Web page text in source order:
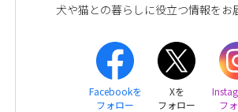
犬や猫との暮らしに役立つ情報をお
Facebookを
フォロー
Xを
フォロー
フ